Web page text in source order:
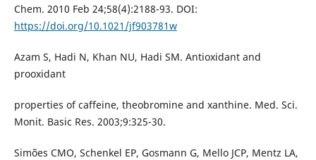
Chem. 2010 Feb 24;58(4):2188-93. DOI:
https://doi.org/10.1021/jf903781w
Azam S, Hadi N, Khan NU, Hadi SM. Antioxidant and
prooxidant
properties of caffeine, theobromine and xanthine. Med. Sci.
Monit. Basic Res. 2003;9:325-30.
Simões CMO, Schenkel EP, Gosmann G, Mello JCP, Mentz LA,